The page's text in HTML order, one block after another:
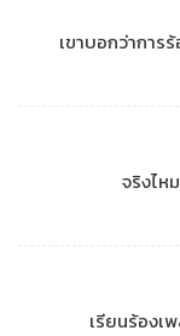
เขาบอกว่าการ
จริงไห
เรียนร้องเ